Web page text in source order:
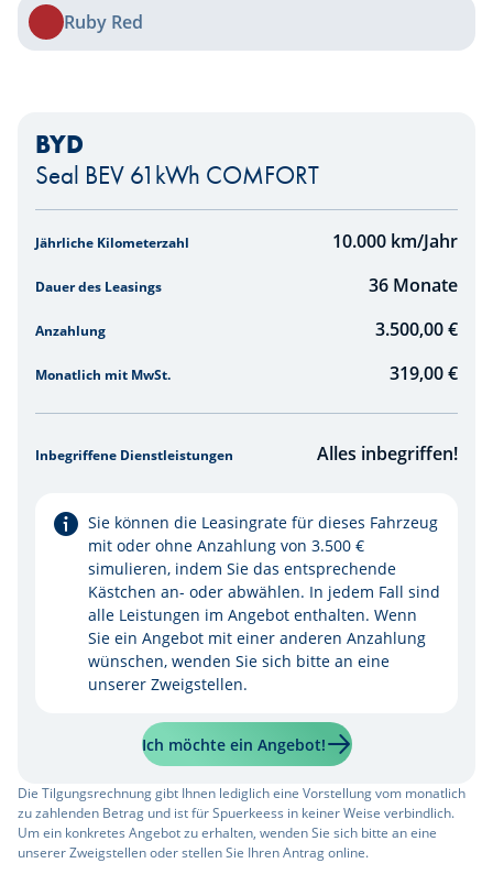
Ruby Red
Die Tilgungsrechnung gibt Ihnen lediglich eine Vorstellung vom monatlich
zu zahlenden Betrag und ist für Spuerkeess in keiner Weise verbindlich.
Um ein konkretes Angebot zu erhalten, wenden Sie sich bitte an eine
unserer Zweigstellen oder stellen Sie Ihren Antrag online.
BYD
Seal BEV 61kWh COMFORT
Jährliche Kilometerzahl 10.000 km/Jahr
Dauer des Leasings 36 Monate
Anzahlung 3.500,00 €
Monatlich mit MwSt. 319,00€
Inbegriffene Dienstleistungen Alles inbegriffen!
Sie können die Leasingrate für dieses Fahrzeug
mit oder ohne Anzahlung von 3.500 €
simulieren, indem Sie das entsprechende
Kästchen an- oder abwählen. In jedem Fall sind
alle Leistungen im Angebot enthalten. Wenn
Sie ein Angebot mit einer anderen Anzahlung
wünschen, wenden Sie sich bitte an eine
unserer Zweigstellen.
Ich möchte ein Angebot!